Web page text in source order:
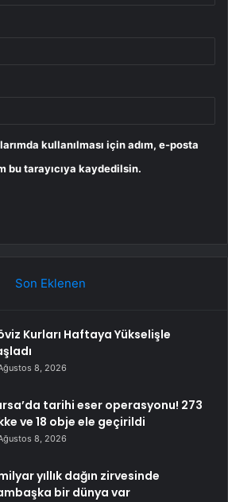
kullanılması için adım, e-posta
bu tarayıcıya kaydedilsin.
Son Eklenen
Kurları Haftaya Yükselişle
8, 2026
tarihi eser operasyonu! 273
ve 18 obje ele geçirildi
8, 2026
yıllık dağın zirvesinde
bir dünya var